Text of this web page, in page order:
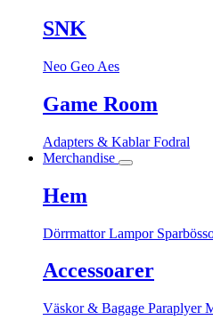
SNK
Neo Geo Aes
Game Room
Adapters & KablarFodral
Merchandise
Hem
DörrmattorLampor
Accessoarer
Väskor & Bagage Paraplyer